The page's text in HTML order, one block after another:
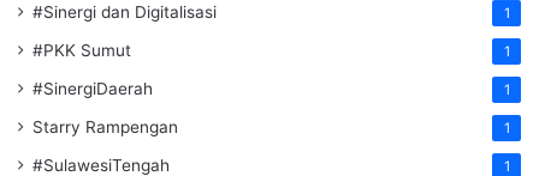
#Sinergi dan Digitalisasi 1
#PKK Sumut 1
#SinergiDaerah 1
Starry Rampengan 1
#SulawesiTengah 1